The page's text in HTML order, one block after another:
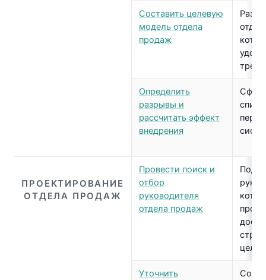
Составить целевую
модель отдела
продаж
Определить
разрывы и
рассчитать эффект
внедрения
ПРОЕКТИРОВАНИЕ
ОТДЕЛА ПРОДАЖ
Провести поиск и
отбор
руководителя
отдела продаж
целей
Уточнить